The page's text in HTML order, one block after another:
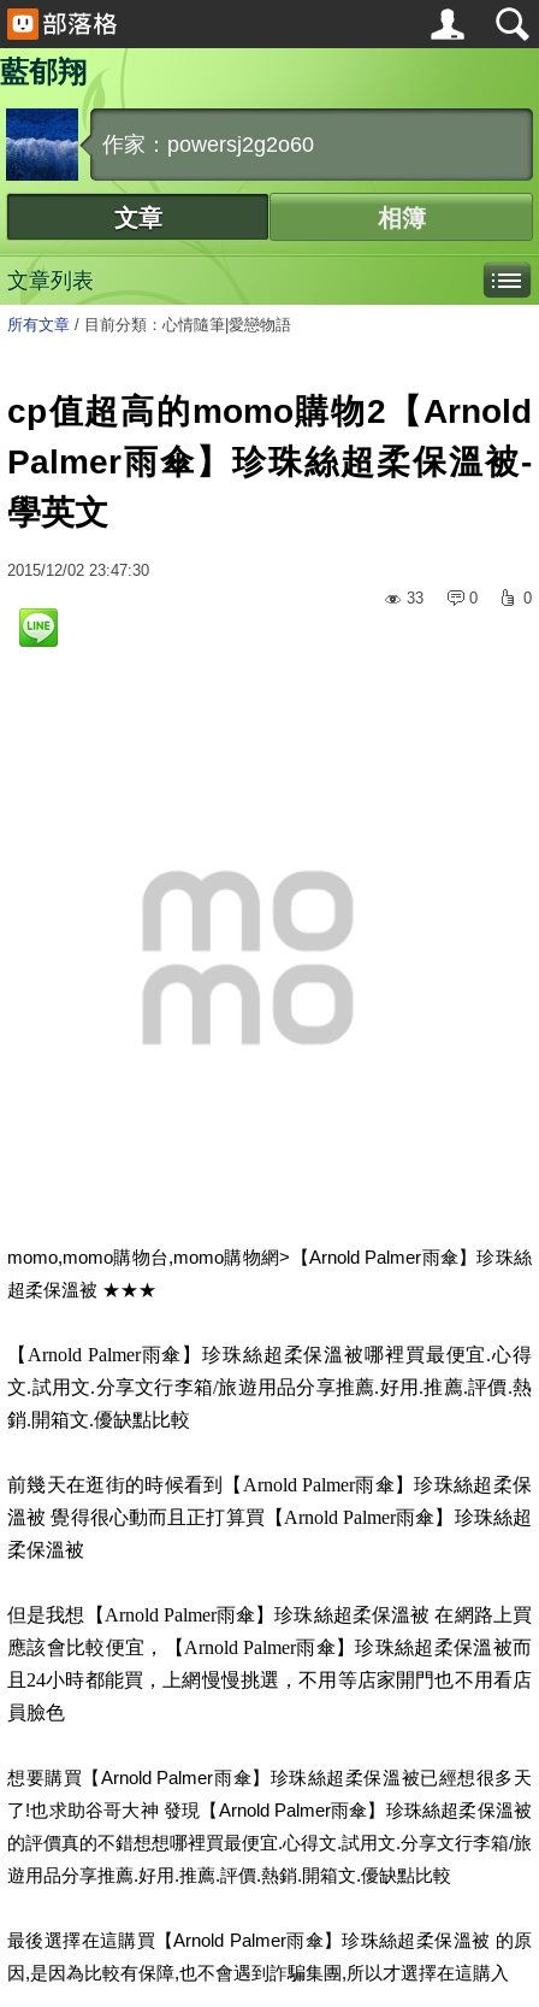
藍郁翔
作家：powersj2g2o60
文章 相簿
文章列表
所有文章 / 目前分類：心情隨筆|愛戀物語
cp值超高的momo購物2【Arnold
Palmer雨傘】珍珠絲超柔保溫被-
學英文
2015/12/02 23:47:30
33
0 0
momo,momo購物台,momo購物網>【Arnold Palmer雨傘】珍珠絲
超柔保溫被 ★★★
【Arnold Palmer雨傘】珍珠絲超柔保溫被哪裡買最便宜.心得
文.試用文.分享文行李箱/旅遊用品分享推薦.好用.推薦.評價.熱
銷.開箱文.優缺點比較
前幾天在逛街的時候看到【Arnold Palmer雨傘】珍珠絲超柔保
溫被 覺得很心動而且正打算買【Arnold Palmer雨傘】珍珠絲超
柔保溫被
但是我想【Arnold Palmer雨傘】珍珠絲超柔保溫被 在網路上買
應該會比較便宜，【Arnold Palmer雨傘】珍珠絲超柔保溫被而
且24小時都能買，上網慢慢挑選，不用等店家開門也不用看店
員臉色
想要購買【Arnold Palmer雨傘】珍珠絲超柔保溫被已經想很多天
了!也求助谷哥大神 發現【Arnold Palmer雨傘】珍珠絲超柔保溫被
的評價真的不錯想想哪裡買最便宜.心得文.試用文.分享文行李箱/旅
遊用品分享推薦.好用.推薦.評價.熱銷.開箱文.優缺點比較
最後選擇在這購買【Arnold Palmer雨傘】珍珠絲超柔保溫被 的原
因,是因為比較有保障,也不會遇到詐騙集團,所以才選擇在這購入